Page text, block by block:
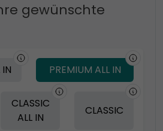
gewünschte
PREMIUM ALL IN
CLASSIC
ALL IN
CLASSIC